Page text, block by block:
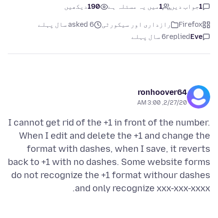
1جواب دیں 1میں یہ مسئلہ ہے 190دیکھیں
Firefox رازداری اور سیکورٹی
asked 6 سال پہلے
Eve
replied6 سال پہلے
ronhoover64
2/27/20, 3:00 AM
I cannot get rid of the +1 in front of the number.
When I edit and delete the +1 and change the
format with dashes, when I save, it reverts
back to +1 with no dashes. Some website forms
do not recognize the +1 format withour dashes
and only recognize xxx-xxx-xxxx.